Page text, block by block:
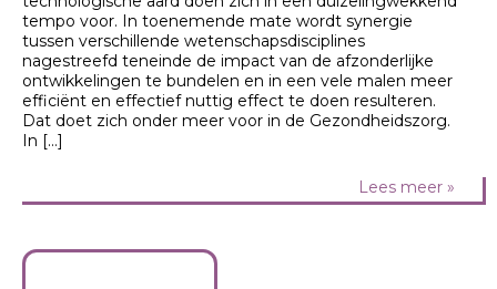
tempo voor. In toenemende mate wordt synergie
tussen verschillende wetenschapsdisciplines
nagestreefd teneinde de impact van de afzonderlijke
ontwikkelingen te bundelen en in een vele malen meer
efficiënt en effectief nuttig effect te doen resulteren.
Dat doet zich onder meer voor in de Gezondheidszorg.
In […]
Lees meer »